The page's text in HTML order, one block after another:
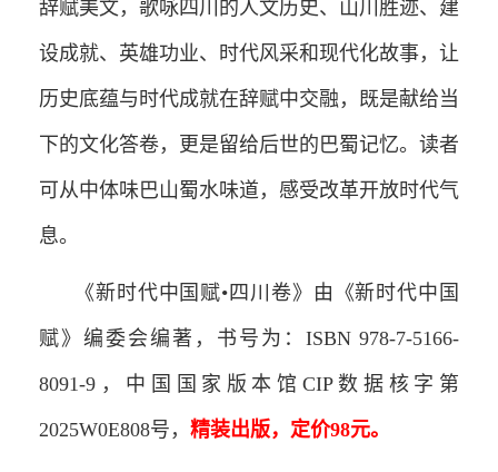
辞赋美文，歌咏四川的人文历史、山川胜迹、建
设成就、英雄功业、时代风采和现代化故事，让
历史底蕴与时代成就在辞赋中交融，既是献给当
下的文化答卷，更是留给后世的巴蜀记忆。读者
可从中体味巴山蜀水味道，感受改革开放时代气
息。
《新时代中国赋•四川卷》由《新时代中国
赋》编委会编著，书号为：ISBN 978-7-5166-
8091-9，中国国家版本馆CIP数据核字第
2025W0E808号， 精装出版，定价98元。